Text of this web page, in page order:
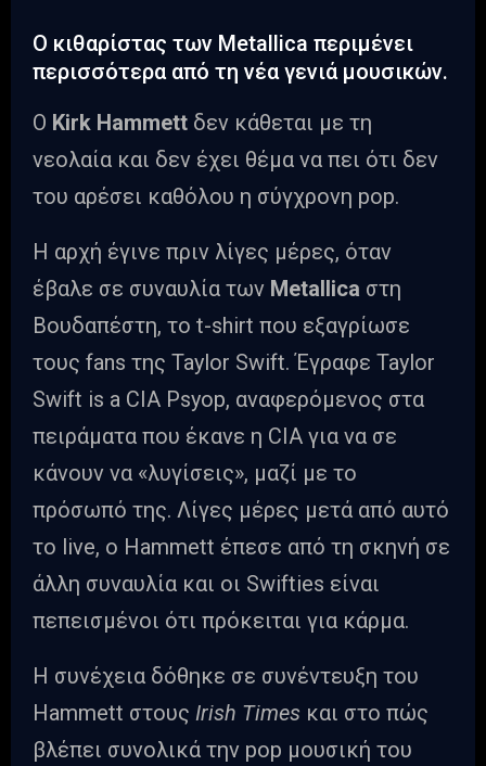
Ο κιθαρίστας των Metallica περιμένει
περισσότερα από τη νέα γενιά μουσικών.
Ο Kirk Hammett δεν κάθεται με τη
νεολαία και δεν έχει θέμα να πει ότι δεν
του αρέσει καθόλου η σύγχρονη pop.
Η αρχή έγινε πριν λίγες μέρες, όταν
έβαλε σε συναυλία των Metallica στη
Βουδαπέστη, το t-shirt που εξαγρίωσε
τους fans της Taylor Swift. Έγραφε Taylor
Swift is a CIA Psyop, αναφερόμενος στα
πειράματα που έκανε η CIA για να σε
κάνουν να «λυγίσεις», μαζί με το
πρόσωπό της. Λίγες μέρες μετά από αυτό
το live, o Hammett έπεσε από τη σκηνή σε
άλλη συναυλία και οι Swifties είναι
πεπεισμένοι ότι πρόκειται για κάρμα.
Η συνέχεια δόθηκε σε συνέντευξη του
Hammett στους Irish Times και στο πώς
βλέπει συνολικά την pop μουσική του